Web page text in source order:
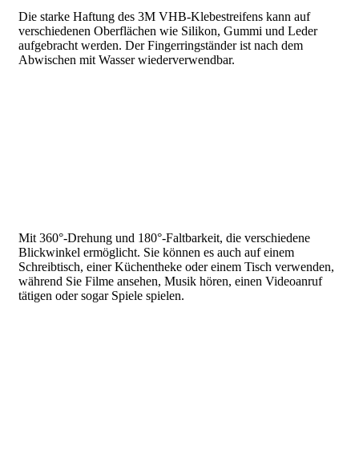
Die starke Haftung des 3M VHB-Klebestreifens kann auf
verschiedenen Oberflächen wie Silikon, Gummi und Leder
aufgebracht werden. Der Fingerringständer ist nach dem
Abwischen mit Wasser wiederverwendbar.
Mit 360°-Drehung und 180°-Faltbarkeit, die verschiedene
Blickwinkel ermöglicht. Sie können es auch auf einem
Schreibtisch, einer Küchentheke oder einem Tisch verwenden,
während Sie Filme ansehen, Musik hören, einen Videoanruf
tätigen oder sogar Spiele spielen.